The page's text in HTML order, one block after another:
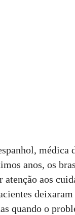
médica
anos, os
atenção aos
quando o